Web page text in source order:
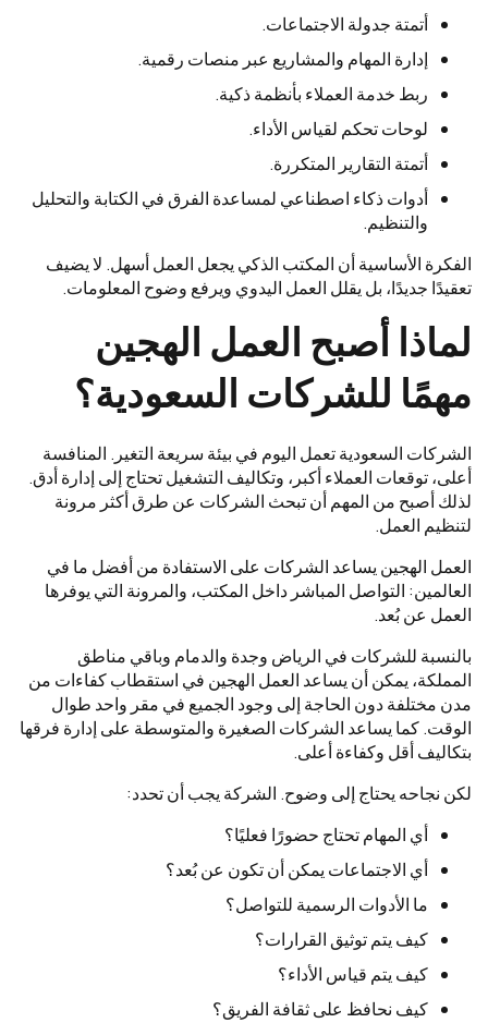
أتمتة جدولة الاجتماعات.
إدارة المهام والمشاريع عبر منصات رقمية.
ربط خدمة العملاء بأنظمة ذكية.
لوحات تحكم لقياس الأداء.
أتمتة التقارير المتكررة.
أدوات ذكاء اصطناعي لمساعدة الفرق في الكتابة والتحليل
والتنظيم.
الفكرة الأساسية أن المكتب الذكي يجعل العمل أسهل. لا يضيف
تعقيدًا جديدًا، بل يقلل العمل اليدوي ويرفع وضوح المعلومات.
لماذا أصبح العمل الهجين
مهمًا للشركات السعودية؟
الشركات السعودية تعمل اليوم في بيئة سريعة التغير. المنافسة
أعلى، توقعات العملاء أكبر، وتكاليف التشغيل تحتاج إلى إدارة أدق.
لذلك أصبح من المهم أن تبحث الشركات عن طرق أكثر مرونة
لتنظيم العمل.
العمل الهجين يساعد الشركات على الاستفادة من أفضل ما في
العالمين: التواصل المباشر داخل المكتب، والمرونة التي يوفرها
العمل عن بُعد.
بالنسبة للشركات في الرياض وجدة والدمام وباقي مناطق
المملكة، يمكن أن يساعد العمل الهجين في استقطاب كفاءات من
مدن مختلفة دون الحاجة إلى وجود الجميع في مقر واحد طوال
الوقت. كما يساعد الشركات الصغيرة والمتوسطة على إدارة فرقها
بتكاليف أقل وكفاءة أعلى.
لكن نجاحه يحتاج إلى وضوح. الشركة يجب أن تحدد:
أي المهام تحتاج حضورًا فعليًا؟
أي الاجتماعات يمكن أن تكون عن بُعد؟
ما الأدوات الرسمية للتواصل؟
كيف يتم توثيق القرارات؟
كيف يتم قياس الأداء؟
كيف نحافظ على ثقافة الفريق؟